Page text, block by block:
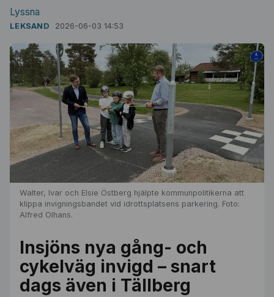
Lyssna
LEKSAND 2026-06-03 14:53
Walter, Ivar och Elsie Östberg hjälpte kommunpolitikerna att
klippa invigningsbandet vid idrottsplatsens parkering. Foto:
Alfred Olhans.
Insjöns nya gång- och
cykelväg invigd – snart
dags även i Tällberg